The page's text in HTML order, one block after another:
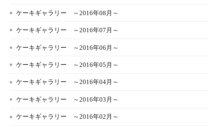
ケーキギャラリー ～2016年08月～
ケーキギャラリー ～2016年07月～
ケーキギャラリー ～2016年06月～
ケーキギャラリー ～2016年05月～
ケーキギャラリー ～2016年04月～
ケーキギャラリー ～2016年03月～
ケーキギャラリー ～2016年02月～